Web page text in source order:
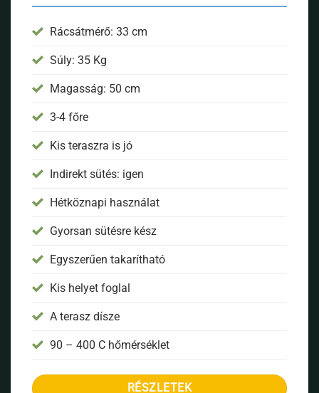
Rácsátmérő: 33 cm
Súly: 35 Kg
Magasság: 50 cm
3-4 főre
Kis teraszra is jó
Indirekt sütés: igen
Hétköznapi használat
Gyorsan sütésre kész
Egyszerűen takarítható
Kis helyet foglal
A terasz dísze
90 – 400 C hőmérséklet
RÉSZLETEK